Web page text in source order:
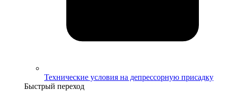
Технические условия на депрессорную присадку
Быстрый переход